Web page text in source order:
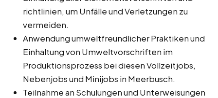
richtlinien, um Unfälle und Verletzungen zu
vermeiden.
Anwendung umweltfreundlicher Praktiken und
Einhaltung von Umweltvorschriften im
Produktionsprozess bei diesen Vollzeitjobs,
Nebenjobs und Minijobs in Meerbusch.
Teilnahme an Schulungen und Unterweisungen